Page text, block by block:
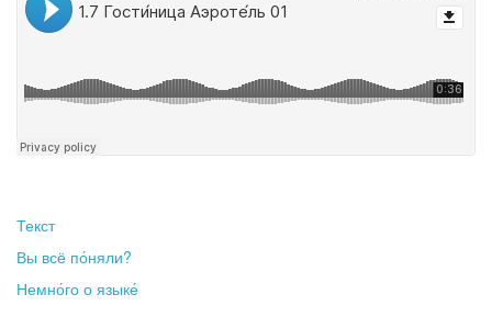
Текст
Вы всё по́няли?
Немно́го о языке́